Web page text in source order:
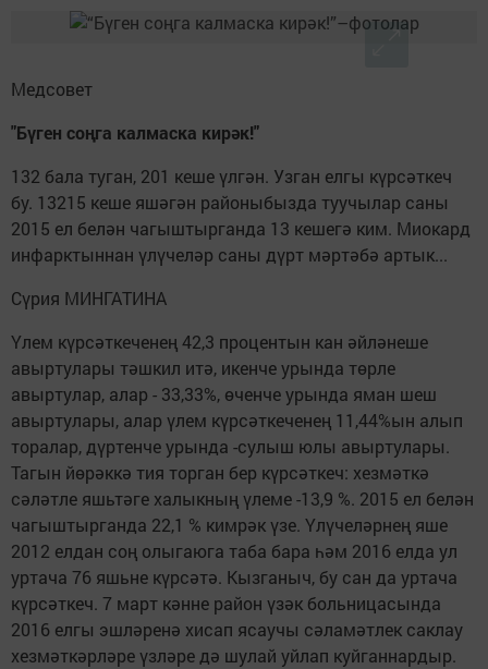
Медсовет
"Бүген соңга калмаска кирәк!"
132 бала туган, 201 кеше үлгән. Узган елгы күрсәткеч
бу. 13215 кеше яшәгән районыбызда туучылар саны
2015 ел белән чагыштырганда 13 кешегә ким. Миокард
инфарктыннан үлүчеләр саны дүрт мәртәбә артык...
Сүрия МИНГАТИНА
Үлем күрсәткеченең 42,3 процентын кан әйләнеше
авыртулары тәшкил итә, икенче урында төрле
авыртулар, алар - 33,33%, өченче урында яман шеш
авыртулары, алар үлем күрсәткеченең 11,44%ын алып
торалар, дүртенче урында -сулыш юлы авыртулары.
Тагын йөрәккә тия торган бер күрсәткеч: хезмәткә
сәләтле яшьтәге халыкның үлеме -13,9 %. 2015 ел белән
чагыштырганда 22,1 % кимрәк үзе. Үлүчеләрнең яше
2012 елдан соң олыгаюга таба бара һәм 2016 елда ул
уртача 76 яшьне күрсәтә. Кызганыч, бу сан да уртача
күрсәткеч. 7 март кәнне район үзәк больницасында
2016 елгы эшләренә хисап ясаучы сәламәтлек саклау
хезмәткәрләре үзләре дә шулай уйлап куйганнардыр.